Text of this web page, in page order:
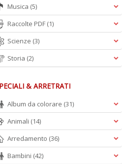
€
Pasqua In Allegria
Cartacea
5.90 €
Digitale
Musica (5)
Raccolte PDF (1)
Scienze (3)
Storia (2)
& ARRETRATI
Album da colorare (31)
Animali (14)
Arredamento (36)
Bambini (42)